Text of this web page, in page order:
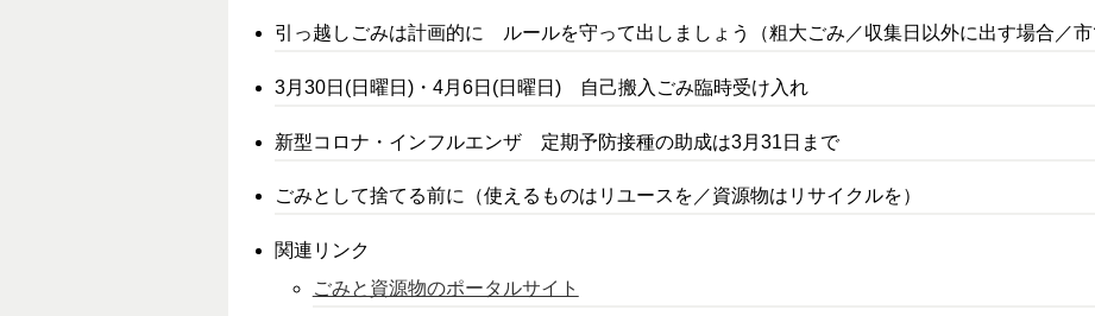
引っ越しごみは計画的に ルールを守って出しましょう（粗大ごみ／収集日以外に出す場合／市
3月30日(日曜日)・4月6日(日曜日) 自己搬入ごみ臨時受け入れ
新型コロナ・インフルエンザ 定期予防接種の助成は3月31日まで
ごみとして捨てる前に（使えるものはリユースを／資源物はリサイクルを）
関連リンク
ごみと資源物のポータルサイト